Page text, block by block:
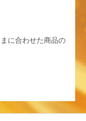
に合わせた商品の